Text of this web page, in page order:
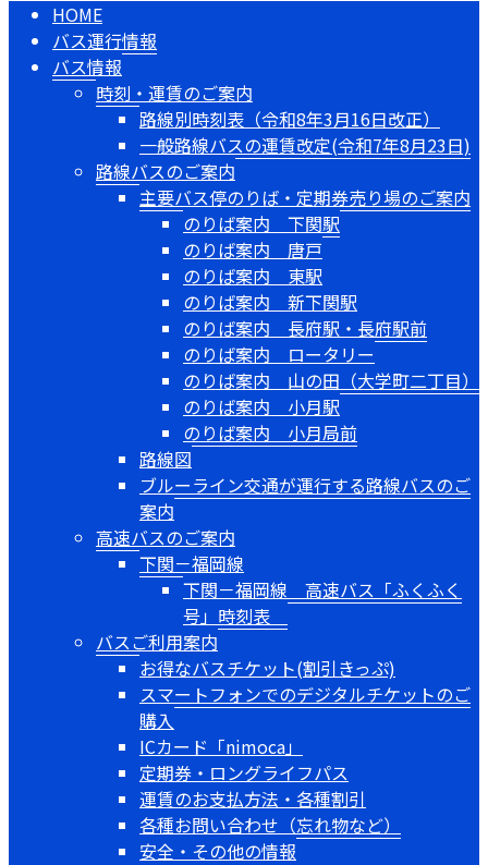
HOME
バス運行情報
バス情報
時刻・運賃のご案内
路線別時刻表（令和8年3月16日改正）
一般路線バスの運賃改定(令和7年8月23日)
路線バスのご案内
主要バス停のりば・定期券売り場のご案内
のりば案内 下関駅
のりば案内 唐戸
のりば案内 東駅
のりば案内 新下関駅
のりば案内 長府駅・長府駅前
のりば案内 ロータリー
のりば案内 山の田（大学町二丁目）
のりば案内 小月駅
のりば案内 小月局前
路線図
ブルーライン交通が運行する路線バスのご
案内
高速バスのご案内
下関－福岡線
下関－福岡線 高速バス「ふくふく
号」時刻表
バスご利用案内
お得なバスチケット(割引きっぷ)
スマートフォンでのデジタルチケットのご
購入
ICカード「nimoca」
定期券・ロングライフパス
運賃のお支払方法・各種割引
各種お問い合わせ（忘れ物など）
安全・その他の情報